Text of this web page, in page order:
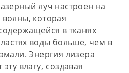
луч настроен на
которая
в тканях
воды больше, чем в
Энергия лизера
влагу, создавая